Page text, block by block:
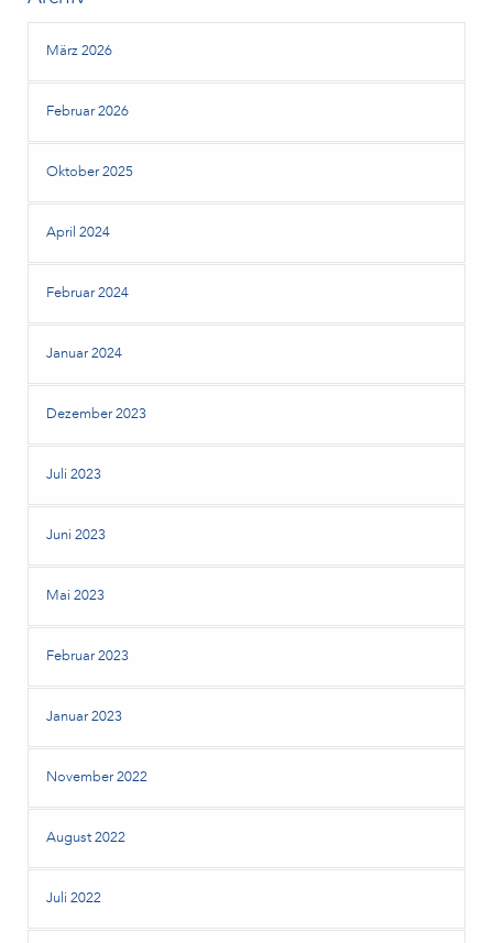
März 2026
Februar 2026
Oktober 2025
April 2024
Februar 2024
Januar 2024
Dezember 2023
Juli 2023
Juni 2023
Mai 2023
Februar 2023
Januar 2023
November 2022
August 2022
Juli 2022